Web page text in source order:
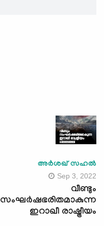
അർശഖ് സഹൽ
Sep 3, 2022
വീണ്ടും
സംഘർഷഭരിതമാകുന്ന
ഇറാഖീ രാഷ്ട്രീയം